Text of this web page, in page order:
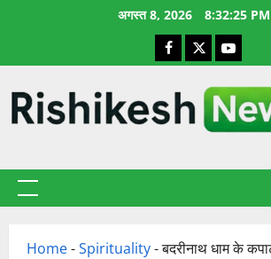
अगस्त 8, 2026 8:32:26 PM
Facebook
X YouTube
प्राथमिक
Home-Spirituality-बदरीनाथ धाम के